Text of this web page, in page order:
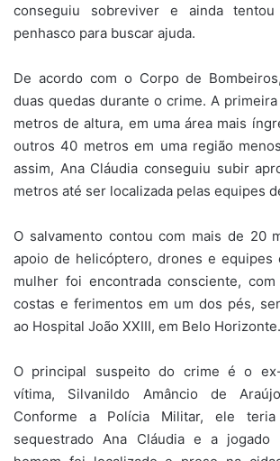
conseguiu sobreviver e ainda
penhasco para buscar ajuda.
De acordo com o Corpo de
duas quedas durante o crime. A
metros de altura, em uma área mais
outros 40 metros em uma região
assim, Ana Cláudia conseguiu subir
metros até ser localizada pelas equipes
O salvamento contou com mais de 20
apoio de helicóptero, drones e equipes
mulher foi encontrada consciente,
costas e ferimentos em um dos pés,
ao Hospital João XXIII, em Belo Horizonte.
O principal suspeito do crime é o
vítima, Silvanildo Amâncio de
Conforme a Polícia Militar, ele
sequestrado Ana Cláudia e a jogado